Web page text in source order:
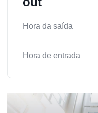
Hora da saída
Hora de entrada